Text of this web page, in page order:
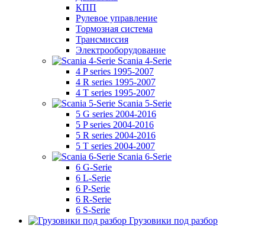
КПП
Рулевое управление
Тормозная система
Трансмиссия
Электрооборудование
Scania 4-Serie
4 P series 1995-2007
4 R series 1995-2007
4 T series 1995-2007
Scania 5-Serie
5 G series 2004-2016
5 P series 2004-2016
5 R series 2004-2016
5 T series 2004-2007
Scania 6-Serie
6 G-Serie
6 L-Serie
6 P-Serie
6 R-Serie
6 S-Serie
Грузовики под разбор